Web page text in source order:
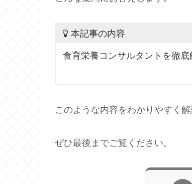
本記事の内容
食育栄養コンサルタントを徹底
このような内容をわかりやすく解
ぜひ最後までご覧ください。